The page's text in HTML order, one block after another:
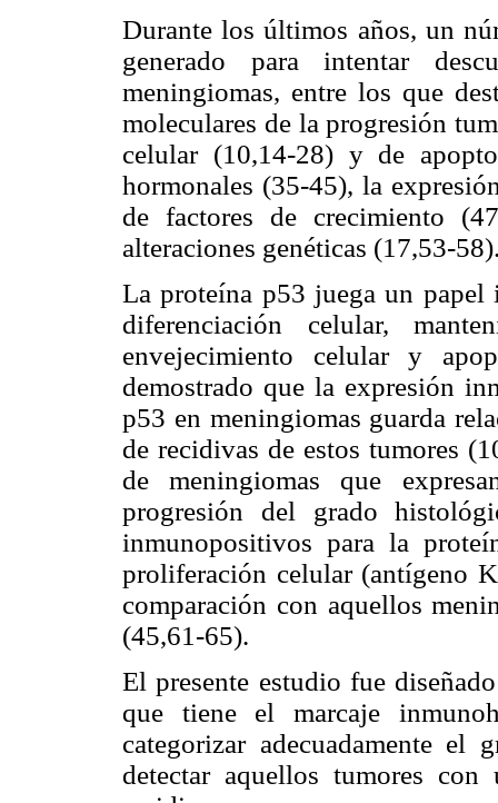
Durante los últimos años, un
generado para intentar
meningiomas, entre los que
moleculares de la progresión
celular (10,14-28) y de
hormonales (35-45), la
de factores de crecimiento
alteraciones genéticas (17,53-
La proteína p53 juega un
diferenciación celular,
envejecimiento celular y
demostrado que la expresión
p53 en meningiomas guarda
de recidivas de estos tumores
de meningiomas que
progresión del grado
inmunopositivos para la
proliferación celular (antígeno
comparación con aquellos
(45,61-65).
El presente estudio fue
que tiene el marcaje
categorizar adecuadamente
detectar aquellos tumores con